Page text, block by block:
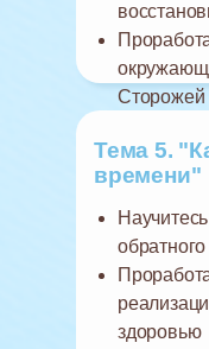
Тема 5.
времени"
Сторожей
здоровью